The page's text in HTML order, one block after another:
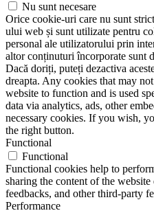
Nu sunt necesare
Orice cookie-uri care nu sunt
ului web și sunt utilizate pentru
personal ale utilizatorului prin
altor conținuturi încorporate sunt
Dacă doriți, puteți dezactiva
dreapta. Any cookies that may
website to function and is used
data via analytics, ads, other
necessary cookies. If you wish,
the right button.
Functional
Functional
Functional cookies help to
sharing the content of the
feedbacks, and other third-party
Performance